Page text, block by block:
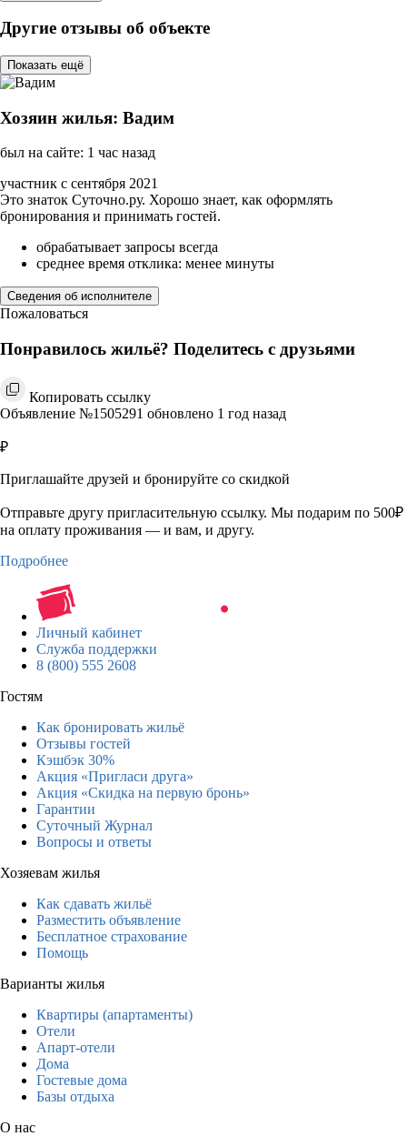
Другие отзывы об объекте
Показать ещё
Хозяин жилья: Вадим
был на сайте: 1 час назад
участник с сентября 2021
Это знаток Суточно.ру. Хорошо знает, как оформлять
бронирования и принимать гостей.
обрабатывает запросы всегда
среднее время отклика: менее минуты
Сведения об исполнителе
Пожаловаться
Понравилось жильё? Поделитесь с друзьями
Копировать ссылку
Объявление №1505291 обновлено 1 год назад
₽
Приглашайте друзей и бронируйте со скидкой
Отправьте другу пригласительную ссылку. Мы подарим по 500₽
на оплату проживания — и вам, и другу.
Подробнее
Личный кабинет
Служба поддержки
8 (800) 555 2608
Гостям
Как бронировать жильё
Отзывы гостей
Кэшбэк 30%
Акция «Пригласи друга»
Акция «Скидка на первую бронь»
Гарантии
Суточный Журнал
Вопросы и ответы
Хозяевам жилья
Как сдавать жильё
Разместить объявление
Бесплатное страхование
Помощь
Варианты жилья
Квартиры (апартаменты)
Отели
Апарт-отели
Дома
Гостевые дома
Базы отдыха
О нас